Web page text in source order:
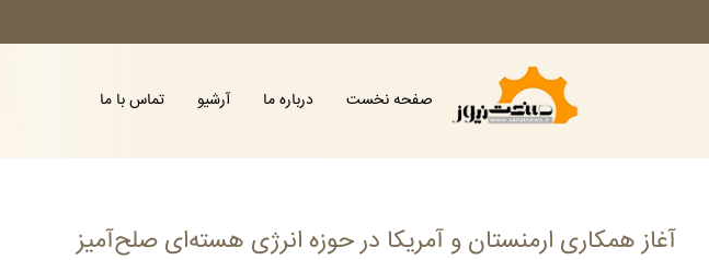
صفحه نخست درباره ما آرشیو تماس با ما
آغاز همکاری ارمنستان و آمریکا در حوزه انرژی هسته‌ای صلح‌آمیز